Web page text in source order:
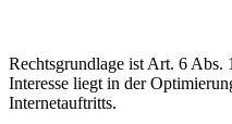
Rechtsgrundlage ist Art. 6
Interesse liegt in der
Internetauftritts.